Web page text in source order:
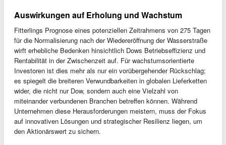
Auswirkungen auf Erholung und Wachstum
Fitterlings Prognose eines potenziellen Zeitrahmens von 275 Tagen
für die Normalisierung nach der Wiedereröffnung der Wasserstraße
wirft erhebliche Bedenken hinsichtlich Dows Betriebseffizienz und
Rentabilität in der Zwischenzeit auf. Für wachstumsorientierte
Investoren ist dies mehr als nur ein vorübergehender Rückschlag;
es spiegelt die breiteren Verwundbarkeiten in globalen Lieferketten
wider, die nicht nur Dow, sondern auch eine Vielzahl von
miteinander verbundenen Branchen betreffen können. Während
Unternehmen diese Herausforderungen meistern, muss der Fokus
auf innovativen Lösungen und strategischer Resilienz liegen, um
den Aktionärswert zu sichern.